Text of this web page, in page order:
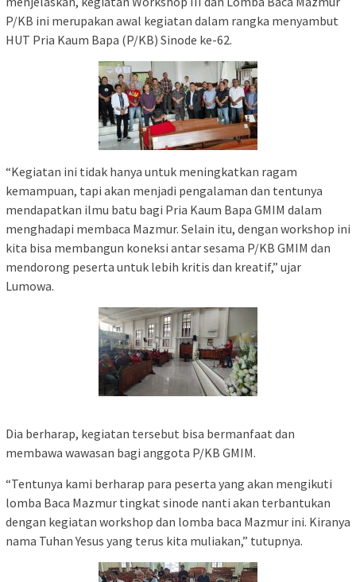
P/KB ini merupakan awal kegiatan dalam rangka menyambut
HUT Pria Kaum Bapa (P/KB) Sinode ke-62.
“Kegiatan ini tidak hanya untuk meningkatkan ragam
kemampuan, tapi akan menjadi pengalaman dan tentunya
mendapatkan ilmu batu bagi Pria Kaum Bapa GMIM dalam
menghadapi membaca Mazmur. Selain itu, dengan workshop ini
kita bisa membangun koneksi antar sesama P/KB GMIM dan
mendorong peserta untuk lebih kritis dan kreatif,” ujar
Lumowa.
Dia berharap, kegiatan tersebut bisa bermanfaat dan
membawa wawasan bagi anggota P/KB GMIM.
“Tentunya kami berharap para peserta yang akan mengikuti
lomba Baca Mazmur tingkat sinode nanti akan terbantukan
dengan kegiatan workshop dan lomba baca Mazmur ini. Kiranya
nama Tuhan Yesus yang terus kita muliakan,” tutupnya.